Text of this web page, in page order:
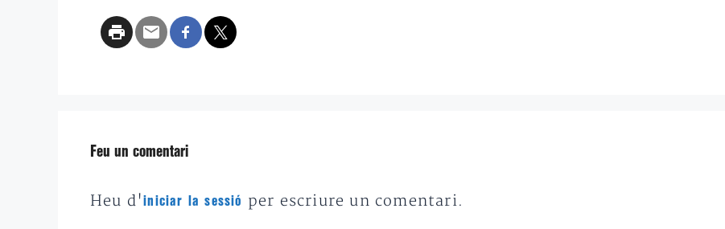
Feu un comentari
Heu d'iniciar la sessió per escriure un comentari.